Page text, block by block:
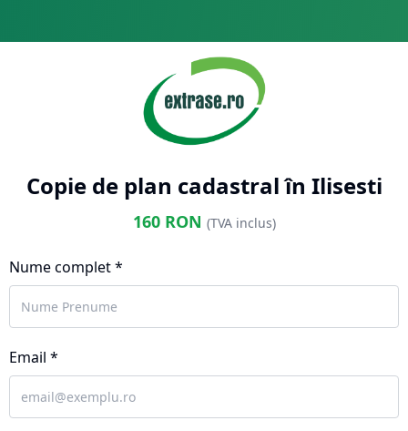
Copie de plan cadastral în Ilisesti
160RON (TVA inclus)
Nume complet *
Email *